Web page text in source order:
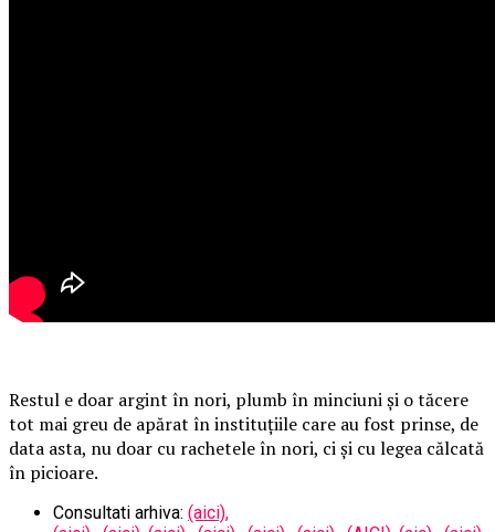
Restul e doar argint în nori, plumb în minciuni și o tăcere
tot mai greu de apărat în instituțiile care au fost prinse, de
data asta, nu doar cu rachetele în nori, ci și cu legea călcată
în picioare.
Consultati arhiva: (aici),